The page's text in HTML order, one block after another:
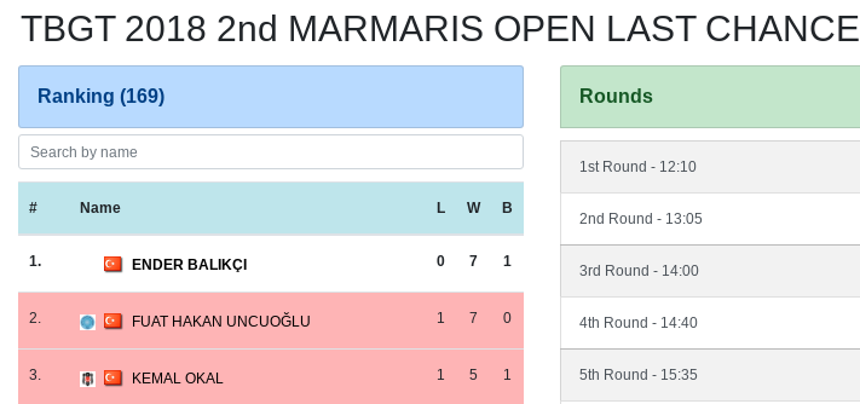
TBGT 2018 2nd MARMARIS OPEN LAST CHANCE
Ranking (169)
# Name L W B
1. ENDER BALIKÇI 0 7 1
2. FUAT HAKAN UNCUOĞLU 1 7 0
3. KEMAL OKAL 1 5 1
Rounds
1st Round - 12:10
2nd Round - 13:05
3rd Round - 14:00
4th Round - 14:40
5th Round - 15:35